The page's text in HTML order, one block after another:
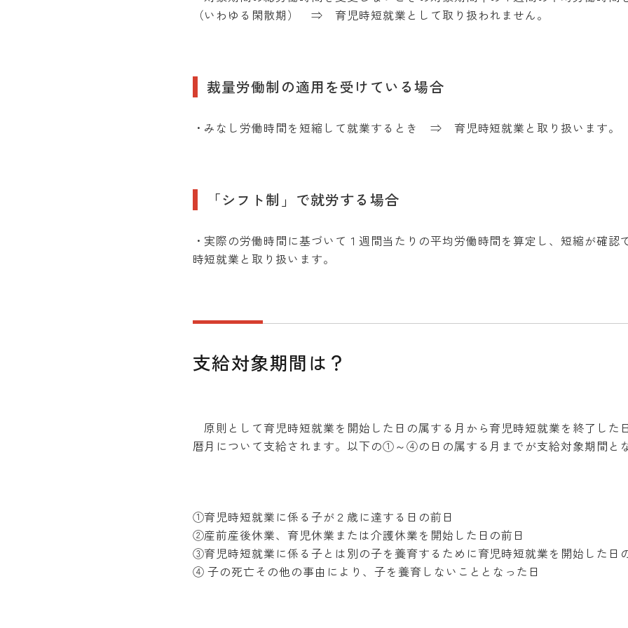
（いわゆる閑散期） ⇒ 育児時短就業として取り扱われません。
裁量労働制の適用を受けている場合
・みなし労働時間を短縮して就業するとき ⇒ 育児時短就業と取り扱います。
「シフト制」で就労する場合
・実際の労働時間に基づいて１週間当たりの平均労働時間を算定し、短縮が
時短就業と取り扱います。
支給対象期間は？
原則として育児時短就業を開始した日の属する月から育児時短就業を終了した
暦月について支給されます。以下の①～④の日の属する月までが支給対象期間と
①育児時短就業に係る子が２歳に達する日の前日
②産前産後休業、育児休業または介護休業を開始した日の前日
③育児時短就業に係る子とは別の子を養育するために育児時短就業を開始した日
④ 子の死亡その他の事由により、子を養育しないこととなった日